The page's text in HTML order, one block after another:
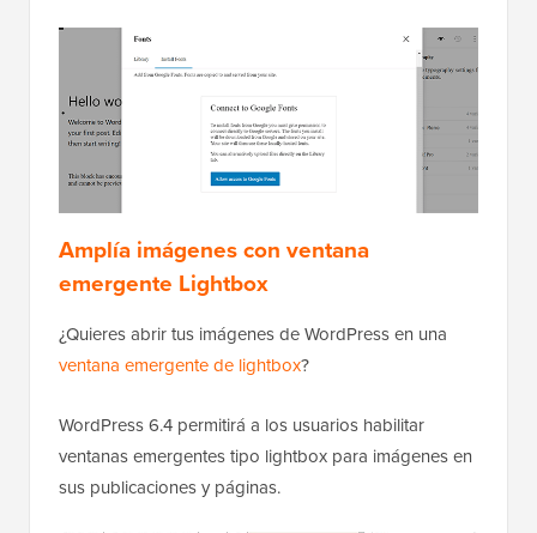
Amplía imágenes con ventana
emergente Lightbox
¿Quieres abrir tus imágenes de WordPress en una
ventana emergente de lightbox?
WordPress 6.4 permitirá a los usuarios habilitar
ventanas emergentes tipo lightbox para imágenes en
sus publicaciones y páginas.